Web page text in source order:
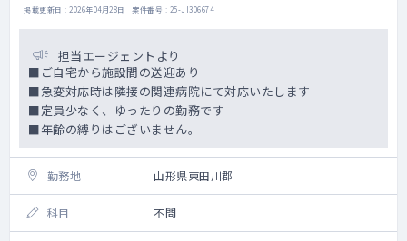
掲載更新日 : 2026年04月28日 案件番号 : 25-JI306674
担当エージェントより
■ご自宅から施設間の送迎あり
■急変対応時は隣接の関連病院にて対応いたします
■定員少なく、ゆったりの勤務です
■年齢の縛りはございません。
勤務地 山形県東田川郡
科目 不問